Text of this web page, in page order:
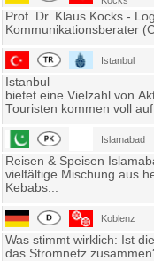
Prof. Dr. Klaus Kocks -
Kommunikationsberater
Istanbul
Istanbul
bietet eine Vielzahl von
Touristen kommen voll
Islamabad
Reisen & Speisen
vielfältige Mischung aus
Kebabs...
Koblenz
Was stimmt wirklich: Ist
das Stromnetz